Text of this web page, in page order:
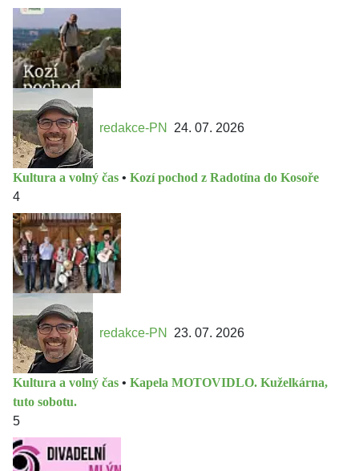
redakce-PN 24. 07. 2026
Kultura a volný čas • Kozí pochod z Radotína do Kosoře
4
redakce-PN 23. 07. 2026
Kultura a volný čas • Kapela MOTOVIDLO. Kuželkárna,
tuto sobotu.
5